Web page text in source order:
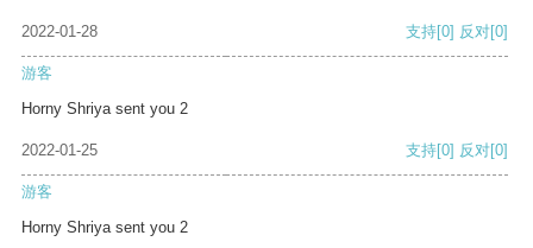
2022-01-28 支持[0] 反对[0]
游客
Horny Shriya sent you 2
2022-01-25 支持[0] 反对[0]
游客
Horny Shriya sent you 2